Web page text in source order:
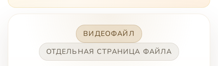
ВИДЕОФАЙЛ
ОТДЕЛЬНАЯ СТРАНИЦА ФАЙЛА